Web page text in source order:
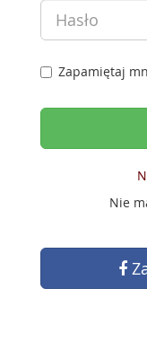
Zapamiętaj
Nie